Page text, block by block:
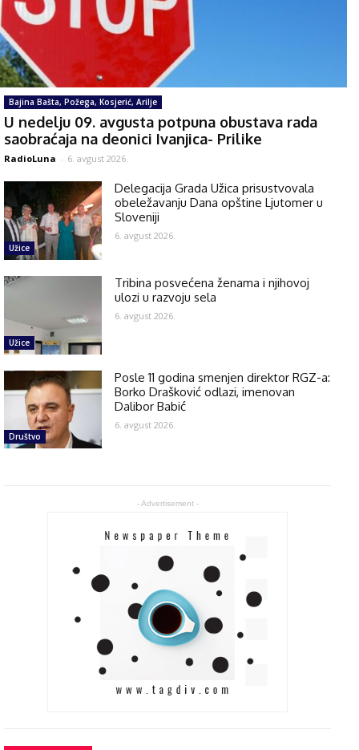
Bajina Bašta, Požega, Kosjerić, Arilje
U nedelju 09. avgusta potpuna obustava rada
saobraćaja na deonici Ivanjica- Prilike
RadioLuna - 6. avgust 2026.
Užice
Delegacija Grada Užica prisustvovala
obeležavanju Dana opštine Ljutomer u
Sloveniji
6. avgust 2026.
Užice
Tribina posvećena ženama i njihovoj
ulozi u razvoju sela
6. avgust 2026.
Društvo
Posle 11 godina smenjen direktor RGZ-a:
Borko Drašković odlazi, imenovan
Dalibor Babić
6. avgust 2026.
- Advertisement -